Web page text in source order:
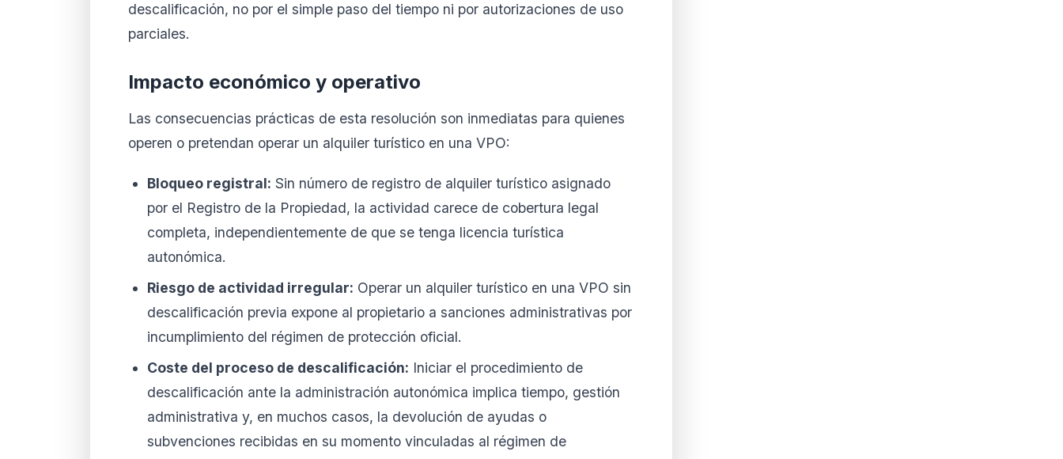
descalificación, no por el simple paso del tiempo ni por autorizaciones de uso
parciales.
Impacto económico y operativo
Las consecuencias prácticas de esta resolución son inmediatas para quienes
operen o pretendan operar un alquiler turístico en una VPO:
Bloqueo registral: Sin número de registro de alquiler turístico asignado
por el Registro de la Propiedad, la actividad carece de cobertura legal
completa, independientemente de que se tenga licencia turística
autonómica.
Riesgo de actividad irregular: Operar un alquiler turístico en una VPO sin
descalificación previa expone al propietario a sanciones administrativas por
incumplimiento del régimen de protección oficial.
Coste del proceso de descalificación: Iniciar el procedimiento de
descalificación ante la administración autonómica implica tiempo, gestión
administrativa y, en muchos casos, la devolución de ayudas o
subvenciones recibidas en su momento vinculadas al régimen de